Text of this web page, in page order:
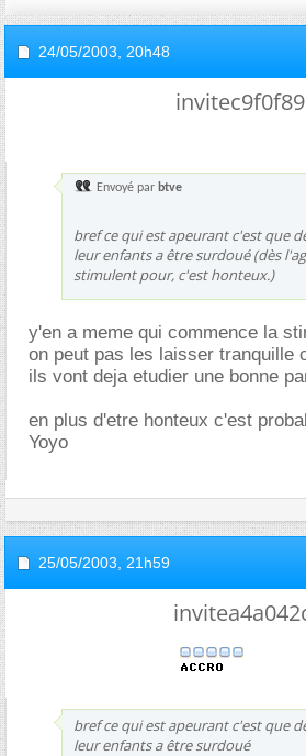
24/05/2003, 20h48
Envoyé par btve
bref ce qui est apeurant c'est que
leur enfants a être surdoué (dès
stimulent pour, c'est honteux.)
y'en a meme qui commence la
on peut pas les laisser tranquille
ils vont deja etudier une bonne
en plus d'etre honteux c'est
Yoyo
25/05/2003, 21h59
bref ce qui est apeurant c'est que
leur enfants a être surdoué